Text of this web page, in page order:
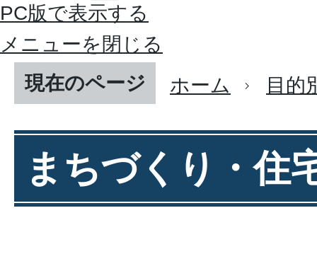
PC版で表示する
メニューを閉じる
現在のページ
ホーム 目的
まちづくり・住